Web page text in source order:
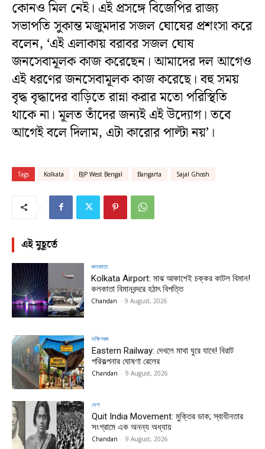
কোনও মিল নেই। এই প্রসঙ্গে বিজেপির রাজ্য
সভাপতি সুকান্ত মজুমদার সজল ঘোষের প্রশংসা করে
বলেন, ‘এই এলাকায় বরাবর সজল ঘোষ
জনসেবামূলক কাজ করেছেন। আমাদের দল আগেও
এই ধরণের জনসেবামূলক কাজ করেছে। বহু সময়
বৃদ্ধ বৃদ্ধাদের বাড়িতে রান্না করার মতো পরিস্থিতি
থাকে না। মূলত তাঁদের জন্যই এই উদ্যোগ। তবে
আগেই বলে দিলাম, এটা কারোর পাল্টা নয়’।
Tags Kolkata BJP West Bengal Bangarta Sajal Ghosh
এই মুহূর্তে
কলকাতা
Kolkata Airport: মাঝ আকাশেই চক্কর কাটল বিমান!
কলকাতা বিমানবন্দরে হঠাৎ বিপত্তি
Chandan - 9 August, 2026
দক্ষিণবঙ্গ
Eastern Railway: দেখলে মাথা ঘুরে যাবে! বিরাট
পরিকল্পনার ঘোষণা রেলের
Chandan - 9 August, 2026
দেশ
Quit India Movement: মুক্তির ডাক; স্বাধীনতার
সংগ্রামে এক অনন্য অধ্যায়
Chandan - 9 August, 2026